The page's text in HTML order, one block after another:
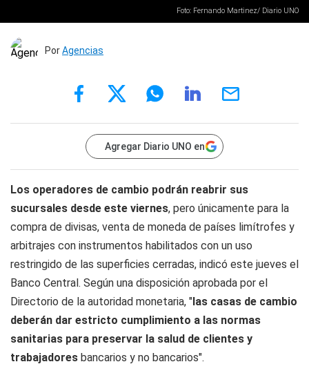
Foto: Fernando Martinez/ Diario UNO
PorAgencias
Agregar Diario UNO en
Los operadores de cambio podrán reabrir sus
sucursales desde este viernes, pero únicamente para la
compra de divisas, venta de moneda de países limítrofes y
arbitrajes con instrumentos habilitados con un uso
restringido de las superficies cerradas, indicó este jueves el
Banco Central. Según una disposición aprobada por el
Directorio de la autoridad monetaria, "las casas de cambio
deberán dar estricto cumplimiento a las normas
sanitarias para preservar la salud de clientes y
trabajadores bancarios y no bancarios".